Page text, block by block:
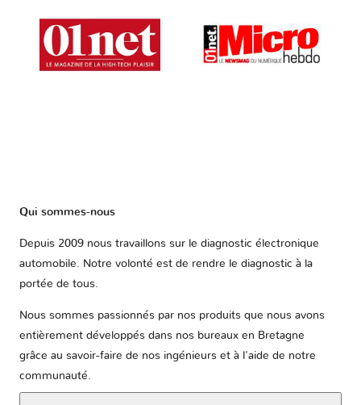
Qui sommes-nous
Depuis 2009 nous travaillons sur le diagnostic électronique
automobile. Notre volonté est de rendre le diagnostic à la
portée de tous.
Nous sommes passionnés par nos produits que nous avons
entièrement développés dans nos bureaux en Bretagne
grâce au savoir-faire de nos ingénieurs et à l'aide de notre
communauté.